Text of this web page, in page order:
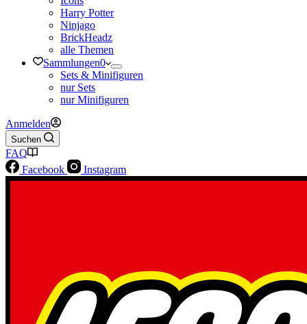
Harry Potter
Ninjago
BrickHeadz
alle Themen
Sammlungen0
Sets & Minifiguren
nur Sets
nur Minifiguren
Anmelden
Suchen
FAQ
Facebook
Instagram